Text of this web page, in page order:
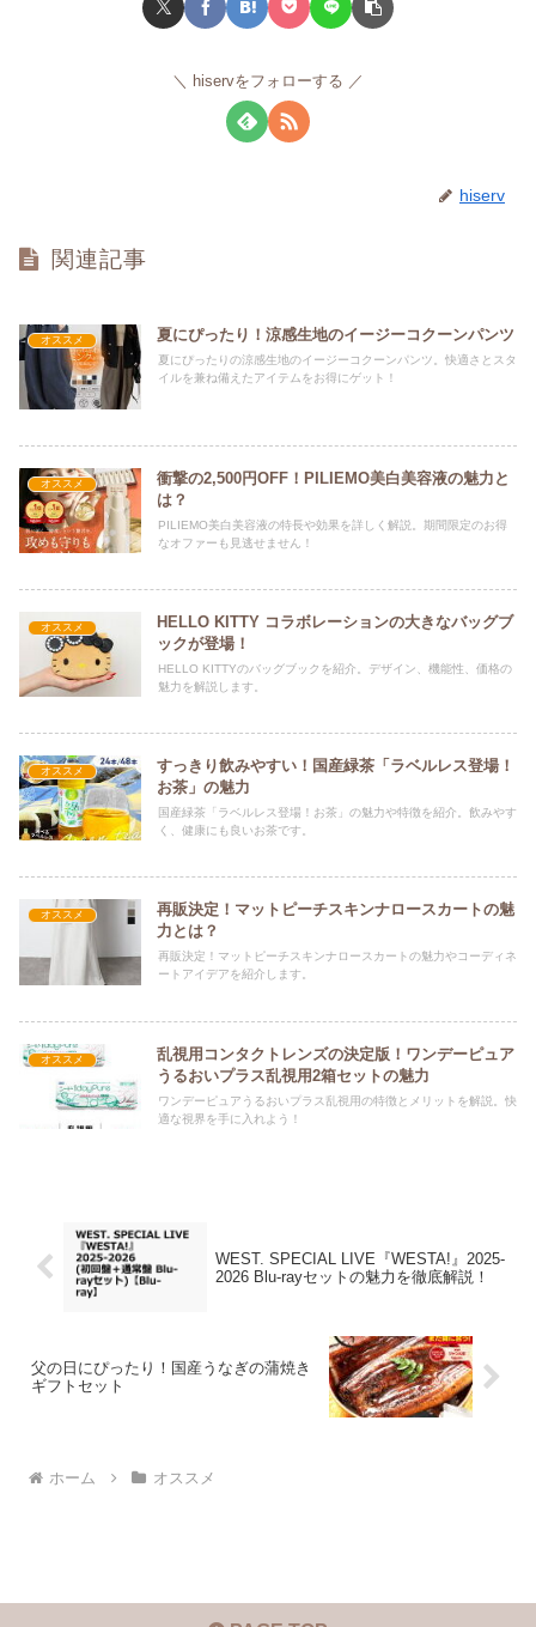
hiservをフォローする
hiserv
関連記事
オススメ 夏にぴったり！涼感生地のイージーコクーンパンツ
夏にぴったりの涼感生地のイージーコクーンパンツ。快適さとスタ
イルを兼ね備えたアイテムをお得にゲット！
オススメ
衝撃の2,500円OFF！PILIEMO美白美容液の魅力と
は？
PILIEMO美白美容液の特長や効果を詳しく解説。期間限定のお得
なオファーも見逃せません！
オススメ
HELLO KITTY コラボレーションの大きなバッグブ
ックが登場！
HELLO KITTYのバッグブックを紹介。デザイン、機能性、価格の
魅力を解説します。
オススメ
すっきり飲みやすい！国産緑茶「ラベルレス登場！
お茶」の魅力
国産緑茶「ラベルレス登場！お茶」の魅力や特徴を紹介。飲みやす
く、健康にも良いお茶です。
オススメ
再販決定！マットピーチスキンナロースカートの魅
力とは？
再販決定！マットピーチスキンナロースカートの魅力やコーディネ
ートアイデアを紹介します。
オススメ
乱視用コンタクトレンズの決定版！ワンデーピュア
うるおいプラス乱視用2箱セットの魅力
ワンデーピュアうるおいプラス乱視用の特徴とメリットを解説。快
適な視界を手に入れよう！
WEST. SPECIAL LIVE『WESTA!』2025-
2026 Blu-rayセットの魅力を徹底解説！
父の日にぴったり！国産うなぎの蒲焼き
ギフトセット
ホーム オススメ